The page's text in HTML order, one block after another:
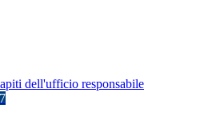
dell'ufficio responsabile